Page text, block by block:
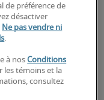
des
de préférence de
désactiver
Ne pas vendre ni
.
à nosConditions
les témoins et la
consultez